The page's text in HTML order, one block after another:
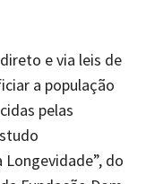
e via leis de
a população
pelas
do